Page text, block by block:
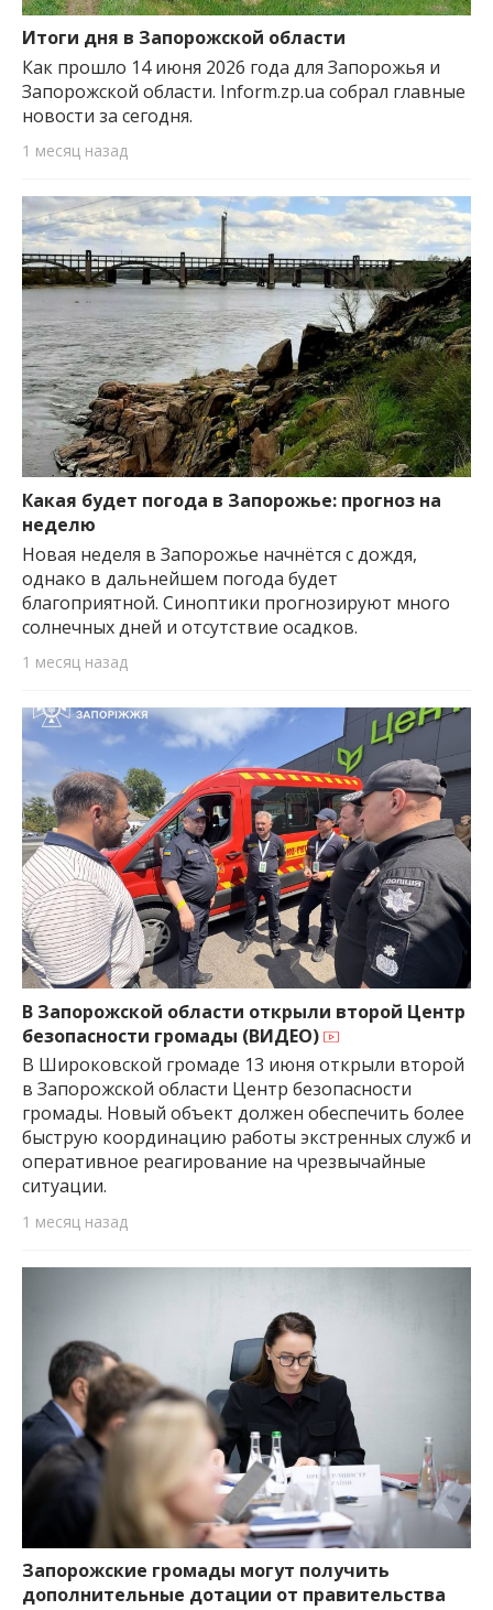
важную информацию о событиях
города Запорожья и области.
Итоги дня в Запорожской области
Как прошло 14 июня 2026 года для Запорожья и
Запорожской области. Inform.zp.ua собрал главные
новости за сегодня.
1 месяц назад
Какая будет погода в Запорожье: прогноз на
неделю
Новая неделя в Запорожье начнётся с дождя,
однако в дальнейшем погода будет
благоприятной. Синоптики прогнозируют много
солнечных дней и отсутствие осадков.
1 месяц назад
В Запорожской области открыли второй Центр
безопасности громады (ВИДЕО)
В Широковской громаде 13 июня открыли второй
в Запорожской области Центр безопасности
громады. Новый объект должен обеспечить более
быструю координацию работы экстренных служб и
оперативное реагирование на чрезвычайные
ситуации.
1 месяц назад
Запорожские громады могут получить
дополнительные дотации от правительства